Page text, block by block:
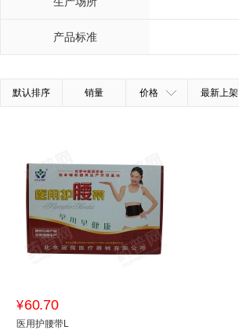
产品标准
默认排序 销量 价格 最新上架
¥60.70
医用护腰带L